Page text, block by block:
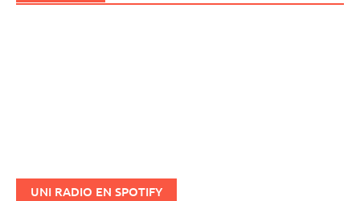
UNI RADIO EN SPOTIFY